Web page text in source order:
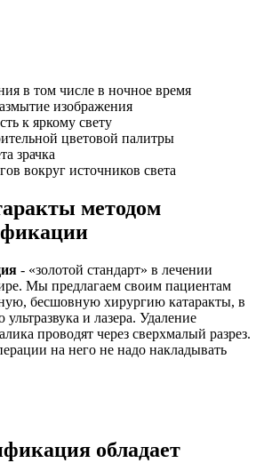
в том числе в ночное время
изображения
к яркому свету
цветовой палитры
зрачка
вокруг источников света
методом
- «золотой стандарт» в лечении
Мы предлагаем своим пациентам
бесшовную хирургию катаракты, в
и лазера. Удаление
проводят через сверхмалый разрез.
на него не надо накладывать
обладает